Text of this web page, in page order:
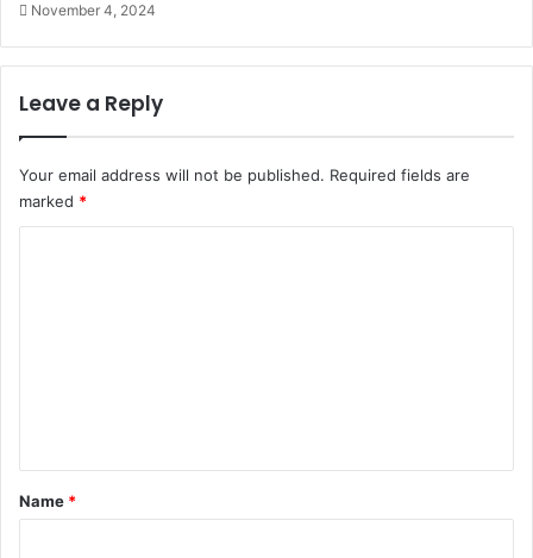
November 4, 2024
Leave a Reply
Your email address will not be published. Required fields are
marked *
*
Name *